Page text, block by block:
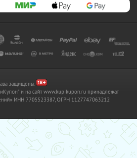
защищены.
и на сайт www.kupikupon.ru принадлежат
ИНН 7705523387, ОГРН 1127747063212